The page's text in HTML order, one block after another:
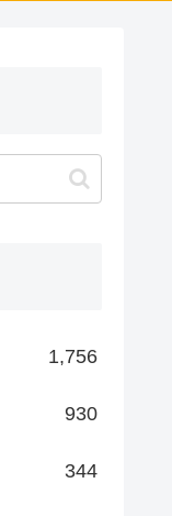
1,756
930
344